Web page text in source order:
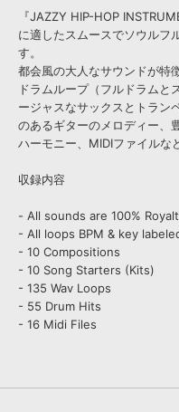
『JAZZY HIP-HOP
に適したスムースでソウルフ
す。
都会風の大人なサウンドが特
ドラムループ（フルドラムと
ージャスなサックスとトラン
のあるギターのメロディー、
ハーモニー、MIDIファイルな
収録内容
- All sounds are 100%
- All loops BPM & key
- 10 Compositions
- 10 Song Starters (Kits)
- 135 Wav Loops
- 55 Drum Hits
- 16 Midi Files